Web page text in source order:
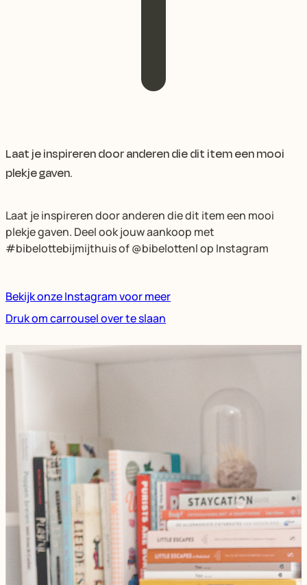
Laat je inspireren door anderen die dit item een mooi
plekje gaven.
Laat je inspireren door anderen die dit item een mooi
plekje gaven. Deel ook jouw aankoop met
#bibelottebijmijthuis of @bibelottenl op Instagram
Bekijk onze Instagram voor meer
Druk om carrousel over te slaan